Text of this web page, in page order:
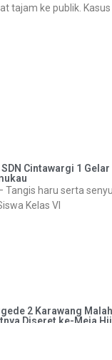
tajam ke publik. Kasus
Cintawargi 1
Tangis haru serta
Kelas VI
2 Karawang
Diseret ke-Meja